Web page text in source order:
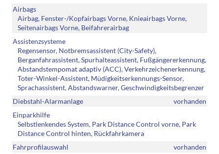
Airbags
Airbag, Fenster-/Kopfairbags Vorne, Knieairbags Vorne,
Seitenairbags Vorne, Beifahrerairbag
Assistenzsysteme
Regensensor, Notbremsassistent (City-Safety),
Berganfahrassistent, Spurhalteassistent, Fußgängererkennung,
Abstandstempomat adaptiv (ACC), Verkehrzeichenerkennung,
Toter-Winkel-Assistent, Müdigkeitserkennungs-Sensor,
Sprachassistent, Abstandswarner, Geschwindigkeitsbegrenzer
Diebstahl-Alarmanlage
vorhanden
Einparkhilfe
Selbstlenkendes System, Park Distance Control vorne, Park
Distance Control hinten, Rückfahrkamera
Fahrprofilauswahl
vorhanden